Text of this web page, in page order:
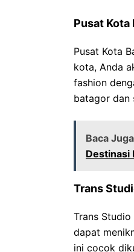
Pusat Kota
Pusat Kota
kota, Anda
fashion
batagor dan
Baca
Destinasi
Trans
Trans
dapat
ini cocok